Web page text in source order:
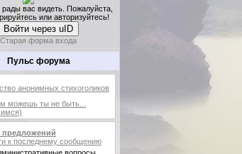
вас видеть. Пожалуйста,
или авторизуйтесь!
Войти через uID
Старая форма входа
Пульс форума
анонимных стихоголиков
можешь ты не быть...
предложений